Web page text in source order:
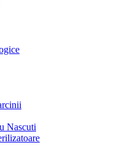
Nascuti